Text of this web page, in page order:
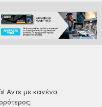
Αντε με κανένα